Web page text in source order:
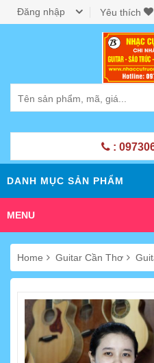
Đăng nhập Yêu thích
:
DANH MỤC SẢN PHẨM
MENU
Home Guitar Cần Thơ